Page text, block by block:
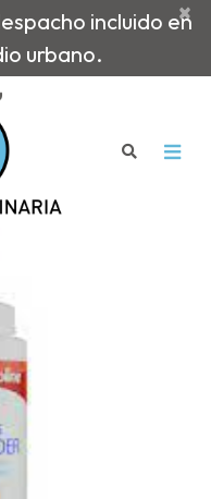
incluido en
urbano.
×